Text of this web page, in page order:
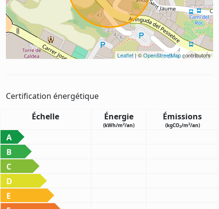
Leaflet| ©OpenStreetMapcontributors
Certification énergétique
Échelle
Énergie
(kWh/m2/an)
Émissions
(kgCO2/m2/an)
A
B
C
D
E